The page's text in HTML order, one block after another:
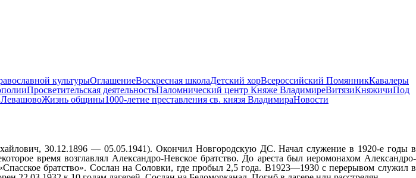
культурыОглашениеВоскресная школаДетский хорВсероссийский ПомянникКавалеры
Просветительская деятельностьПаломнический центр Княже ВладимиреВитязиКняжичиПод
Жизнь общины1000-летие преставления св. князя ВладимираНовости
30.12.1896 — 05.05.1941). Окончил Новгородскую ДС. Начал служение в 1920-е годы в
время возглавлял Александро-Невское братство. До ареста был иеромонахом Александро-
братство». Сослан на Соловки, где пробыл 2,5 года. В1923—1930 с перерывом служил в